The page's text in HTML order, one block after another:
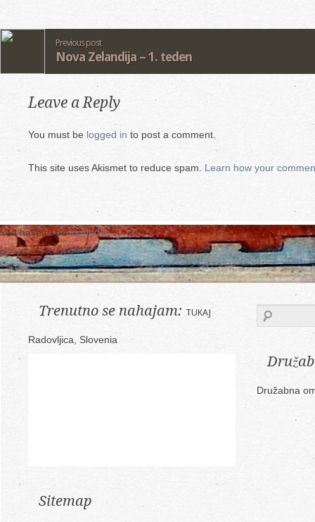
Previous post
Nova Zelandija – 1. teden
Leave a Reply
You must be logged in to post a comment.
This site uses Akismet to reduce spam. Learn how your
You have to belogged in.
Trenutno se nahajam: TUKAJ
Radovljica, Slovenia
Sitemap
Družabna